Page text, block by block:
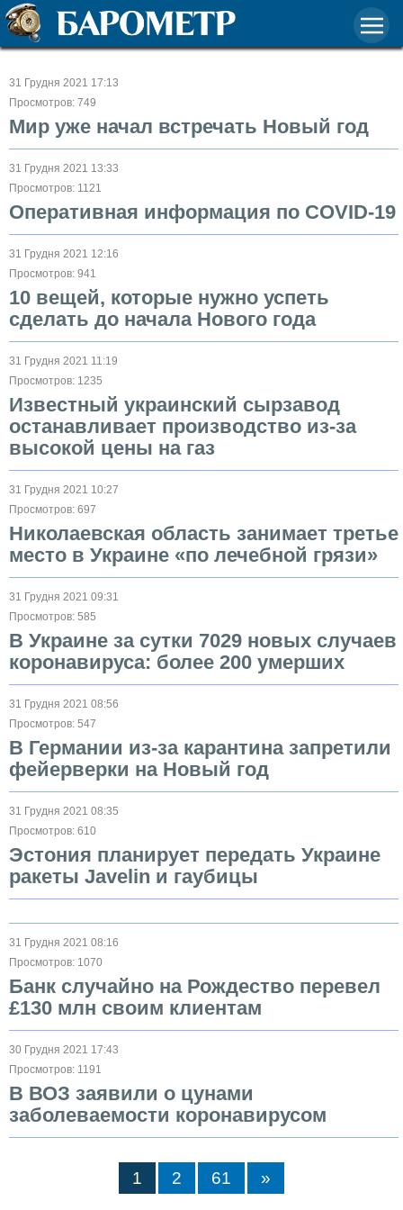
31 Грудня 2021 17:13
Просмотров: 749
Мир уже начал встречать Новый год
31 Грудня 2021 13:33
Просмотров: 1121
Оперативная информация по COVID-19
31 Грудня 2021 12:16
Просмотров: 941
10 вещей, которые нужно успеть
сделать до начала Нового года
31 Грудня 2021 11:19
Просмотров: 1235
Известный украинский сырзавод
останавливает производство из-за
высокой цены на газ
31 Грудня 2021 10:27
Просмотров: 697
Николаевская область занимает третье
место в Украине «по лечебной грязи»
31 Грудня 2021 09:31
Просмотров: 585
В Украине за сутки 7029 новых случаев
коронавируса: более 200 умерших
31 Грудня 2021 08:56
Просмотров: 547
В Германии из-за карантина запретили
фейерверки на Новый год
31 Грудня 2021 08:35
Просмотров: 610
Эстония планирует передать Украине
ракеты Javelin и гаубицы
31 Грудня 2021 08:16
Просмотров: 1070
Банк случайно на Рождество перевел
£130 млн своим клиентам
30 Грудня 2021 17:43
Просмотров: 1191
В ВОЗ заявили о цунами
заболеваемости коронавирусом
1 2 61 »